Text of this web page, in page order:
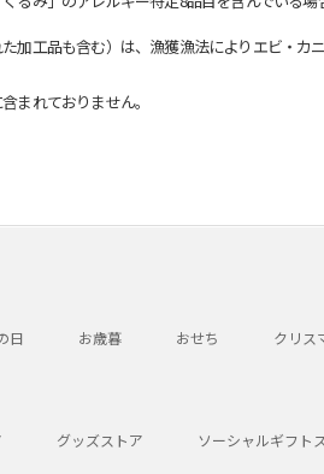
工品も含む）は、漁獲漁法によりエビ・
まれておりません。
日 お歳暮 おせち クリス
グッズストア ソーシャルギフト